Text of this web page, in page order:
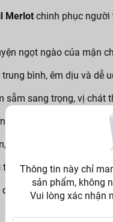
Merlot chinh phục
ngọt ngào của mận
bình, êm dịu và dễ
sẫm sang trọng, vị chát
cho những buổi tối
dâu tằm và gia vị.
trực tiếp.
quản nơi khô ráo, thoáng
Thông tin này chỉ
sản phẩm, không
Vui lòng xác nhận